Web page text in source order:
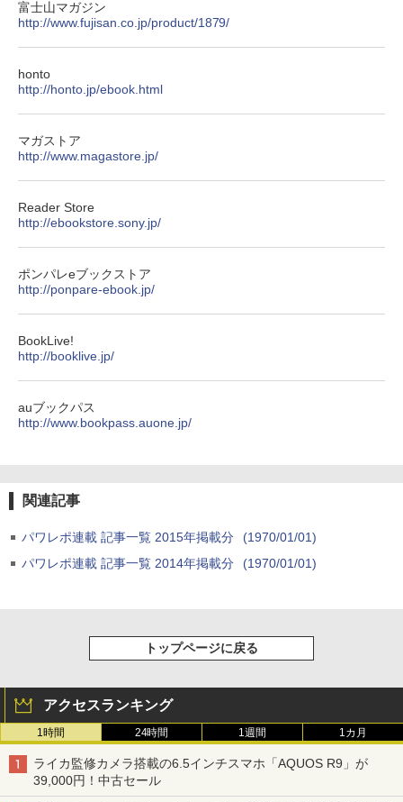
富士山マガジン
http://www.fujisan.co.jp/product/1879/
honto
http://honto.jp/ebook.html
マガストア
http://www.magastore.jp/
Reader Store
http://ebookstore.sony.jp/
ポンパレeブックストア
http://ponpare-ebook.jp/
BookLive!
http://booklive.jp/
auブックパス
http://www.bookpass.auone.jp/
関連記事
パワレポ連載 記事一覧 2015年掲載分
(1970/01/01)
パワレポ連載 記事一覧 2014年掲載分
(1970/01/01)
トップページに戻る
アクセスランキング
1時間 24時間 1週間 1カ月
ライカ監修カメラ搭載の6.5インチスマホ「AQUOS R9」が
39,000円！中古セール